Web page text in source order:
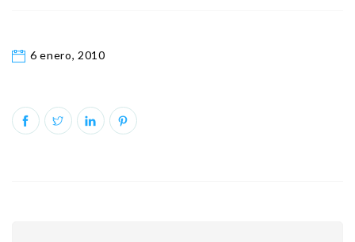
6 enero, 2010